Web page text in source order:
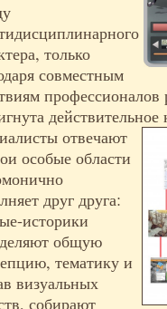
только
совместным
отвечают
особые области
друг друга:
историки
общую
тематику и
визуальных
собирают